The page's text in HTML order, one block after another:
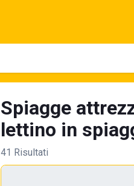
Spiagge
lettino in
41 Risultati